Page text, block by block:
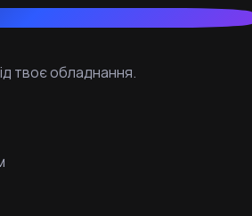
твоє обладнання.